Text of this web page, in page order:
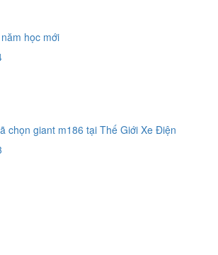
học mới
chọn giant m186 tại Thế Giới Xe Điện